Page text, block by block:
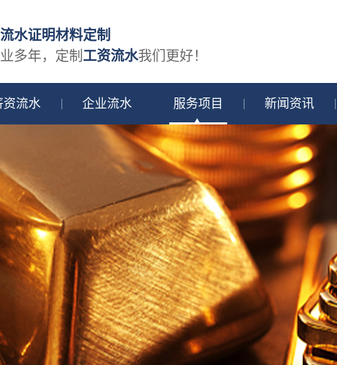
水证明材料定制
多年，定制 工资流水我们更好！
资流水 企业流水 服务项目 新闻资讯